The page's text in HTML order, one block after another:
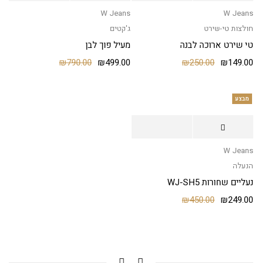
W Jeans
חולצות טי-שירט
טי שירט ארוכה לבנה
₪250.00 ₪149.00
W Jeans
ג'קטים
מעיל פוך לבן
₪790.00 ₪499.00
מבצע
W Jeans
הנעלה
נעליים שחורות WJ-SH5
₪450.00 ₪249.00